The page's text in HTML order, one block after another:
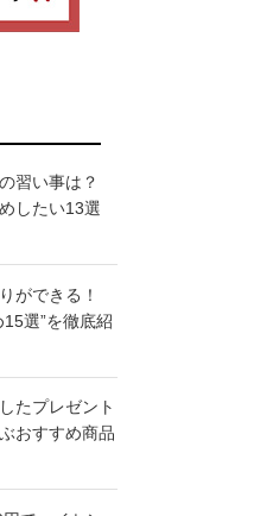
習い事は？
したい13選
ができる！
選”を徹底紹
たプレゼント
おすすめ商品